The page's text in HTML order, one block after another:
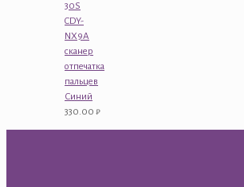
30S
CDY-
NX9A
сканер
отпечатка
пальцев
Синий
330.00 ₽